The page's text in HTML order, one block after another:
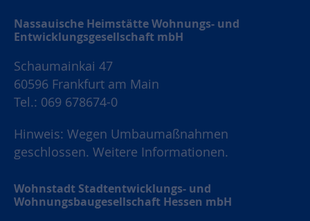
Nassauische Heimstätte Wohnungs- und
Entwicklungsgesellschaft mbH
Schaumainkai 47
60596 Frankfurt am Main
Tel.: 069 678674-0
Hinweis: Wegen Umbaumaßnahmen
geschlossen. Weitere Informationen.
Wohnstadt Stadtentwicklungs- und
Wohnungsbaugesellschaft Hessen mbH